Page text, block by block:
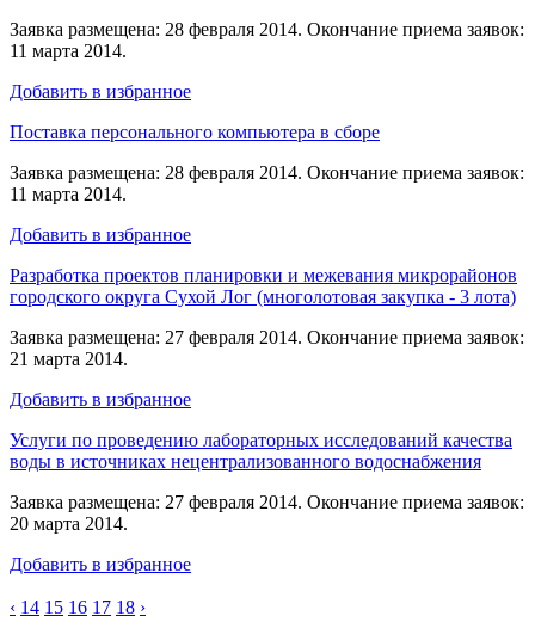
Заявка размещена: 28 февраля 2014. Окончание приема заявок:
11 марта 2014.
Добавить в избранное
Поставка персонального компьютера в сборе
Заявка размещена: 28 февраля 2014. Окончание приема заявок:
11 марта 2014.
Добавить в избранное
Разработка проектов планировки и межевания микрорайонов
городского округа Сухой Лог (многолотовая закупка - 3 лота)
Заявка размещена: 27 февраля 2014. Окончание приема заявок:
21 марта 2014.
Добавить в избранное
Услуги по проведению лабораторных исследований качества
воды в источниках нецентрализованного водоснабжения
Заявка размещена: 27 февраля 2014. Окончание приема заявок:
20 марта 2014.
Добавить в избранное
‹ 14 15 16 17 18 ›